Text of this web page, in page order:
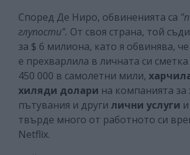
Според Де Ниро, обвиненията са
глупости". От своя страна, той
за $ 6 милиона, като я обвинява,
е прехварлила в личната си
450 000 в самолетни мили,
хиляди долари на компанията за
пътувания и други лични услуги
твърде много от работното си
Netflix.